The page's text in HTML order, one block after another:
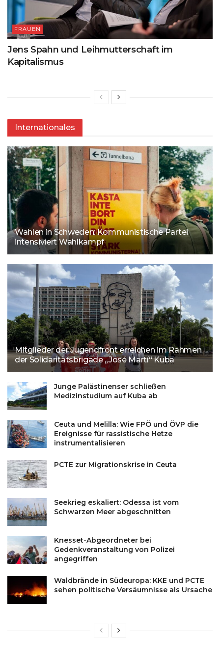
FRAUEN
Jens Spahn und Leihmutterschaft im
Kapitalismus
Internationales
Wahlen in Schweden: Kommunistische Partei
intensiviert Wahlkampf
Mitglieder der Jugendfront erreichen im Rahmen
der Solidaritätsbrigade „José Martí“ Kuba
Junge Palästinenser schließen
Medizinstudium auf Kuba ab
Ceuta und Melilla: Wie FPÖ und ÖVP die
Ereignisse für rassistische Hetze
instrumentalisieren
PCTE zur Migrationskrise in Ceuta
Seekrieg eskaliert: Odessa ist vom
Schwarzen Meer abgeschnitten
Knesset-Abgeordneter bei
Gedenkveranstaltung von Polizei
angegriffen
Waldbrände in Südeuropa: KKE und PCTE
sehen politische Versäumnisse als Ursache